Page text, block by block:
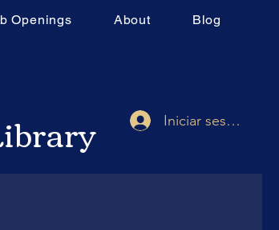
Openings About Blog
Iniciar sesión